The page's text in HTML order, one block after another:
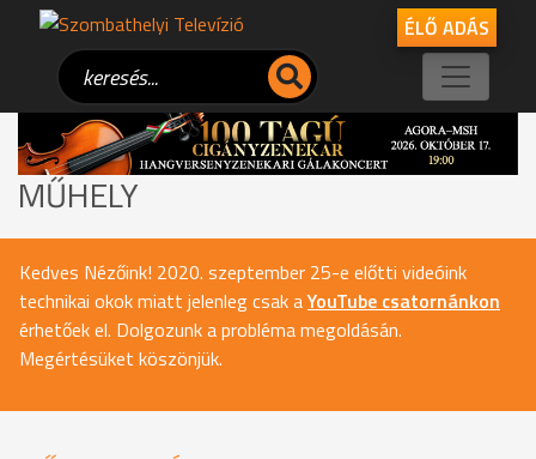
ÉLŐ ADÁS
MŰHELY
Kedves Nézőink! 2020. szeptember 25-e előtti videóink
technikai okok miatt jelenleg csak aYouTube csatornánkon
érhetőek el. Dolgozunk a probléma megoldásán.
Megértésüket köszönjük.